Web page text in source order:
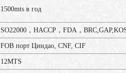
1500mts в год
SO22000，HACCP，FDA，
FOB порт Циндао, CNF, CIF
12MTS